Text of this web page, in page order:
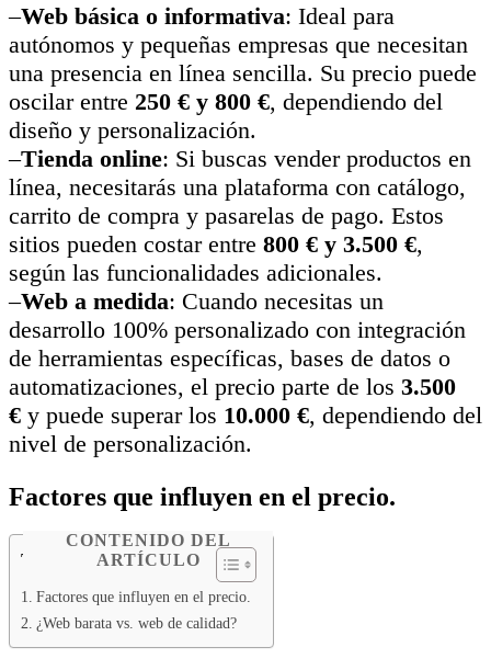
–Web básica o informativa: Ideal para
autónomos y pequeñas empresas que necesitan
una presencia en línea sencilla. Su precio puede
oscilar entre 250 € y 800 €, dependiendo del
diseño y personalización.
–Tienda online: Si buscas vender productos en
línea, necesitarás una plataforma con catálogo,
carrito de compra y pasarelas de pago. Estos
sitios pueden costar entre 800 € y 3.500 €,
según las funcionalidades adicionales.
–Web a medida: Cuando necesitas un
desarrollo 100% personalizado con integración
de herramientas específicas, bases de datos o
automatizaciones, el precio parte de los 3.500
€ y puede superar los 10.000 €, dependiendo del
nivel de personalización.
Factores que influyen en el precio.
CONTENIDO DEL
ARTÍCULO
Table of Contents
Factores que influyen en el precio.
¿Web barata vs. web de calidad?